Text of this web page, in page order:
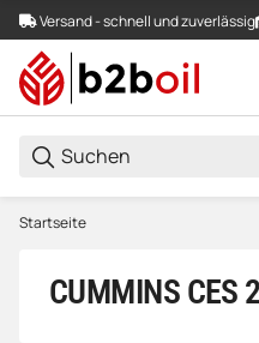
Versand - schnell und zuverlässig
Startseite
CUMMINS CES